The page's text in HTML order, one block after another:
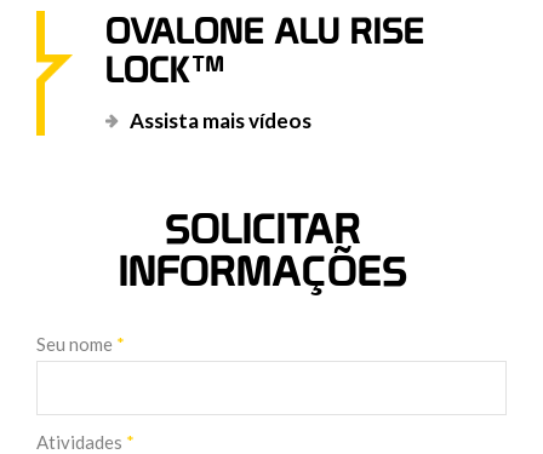
OVALONE ALU RISE
LOCK™
Assista mais vídeos
SOLICITAR
INFORMAÇÕES
Seu nome *
Atividades *